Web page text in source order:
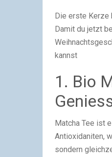
Die erste Kerze
Damit du jetzt
kannst
1. Bio
Matcha Tee ist
Antioxidaniten,
sondern